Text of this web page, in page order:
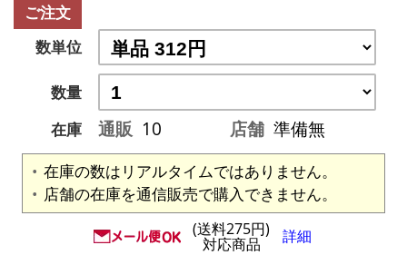
ご注文
数単位
数量
在庫
通販 10 店舗 準備無
在庫の数はリアルタイムではありません。
店舗の在庫を通信販売で購入できません。
(送料275円)
対応商品 詳細